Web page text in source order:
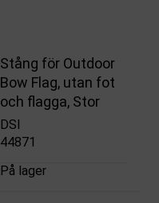
Stång för Outdoor
Bow Flag, utan fot
och flagga, Stor
DSI
44871
På lager